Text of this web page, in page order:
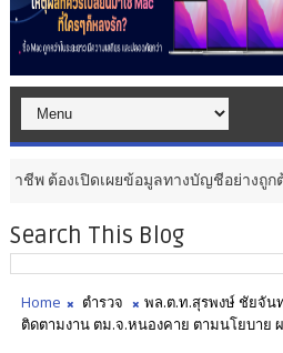
ยข้อมูลทางบัญชีอย่างถูกต้อง ระวังการ
Search This Blog
Home ตำรวจ
พล.ต.ท.สุรพงษ์ ชัยจัน
ติดตามงาน ตม.จ.หนองคาย ตามนโยบาย